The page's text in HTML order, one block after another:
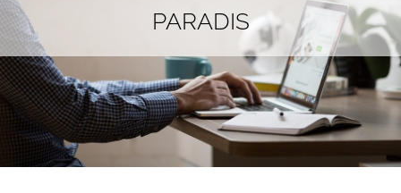
PARADIS